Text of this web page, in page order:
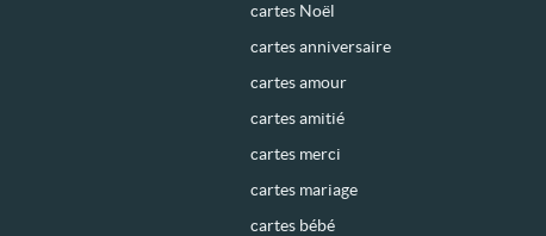
cartes Noël
cartes anniversaire
cartes amour
cartes amitié
cartes merci
cartes mariage
cartes bébé